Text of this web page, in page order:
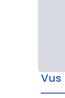
Vus